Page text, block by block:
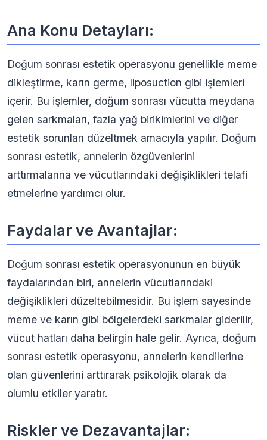
Ana Konu Detayları:
Doğum sonrası estetik operasyonu genellikle meme
dikleştirme, karın germe, liposuction gibi işlemleri
içerir. Bu işlemler, doğum sonrası vücutta meydana
gelen sarkmaları, fazla yağ birikimlerini ve diğer
estetik sorunları düzeltmek amacıyla yapılır. Doğum
sonrası estetik, annelerin özgüvenlerini
arttırmalarına ve vücutlarındaki değişiklikleri telafi
etmelerine yardımcı olur.
Faydalar ve Avantajlar:
Doğum sonrası estetik operasyonunun en büyük
faydalarından biri, annelerin vücutlarındaki
değişiklikleri düzeltebilmesidir. Bu işlem sayesinde
meme ve karın gibi bölgelerdeki sarkmalar giderilir,
vücut hatları daha belirgin hale gelir. Ayrıca, doğum
sonrası estetik operasyonu, annelerin kendilerine
olan güvenlerini arttırarak psikolojik olarak da
olumlu etkiler yaratır.
Riskler ve Dezavantajlar: